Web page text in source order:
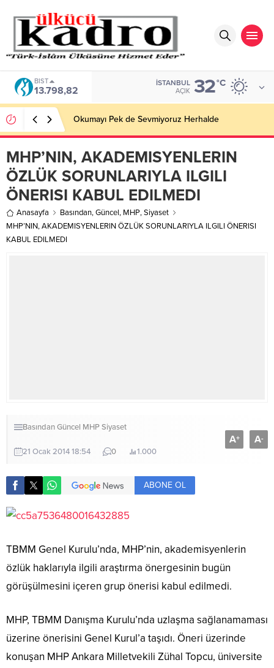
BIST
13.798,82
İSTANBUL
AÇIK 32°C
Okumayı Pek de Sevmiyoruz Herhalde
MHP’NIN, AKADEMISYENLERIN
ÖZLÜK SORUNLARIYLA ILGILI
ÖNERISI KABUL EDILMEDI
Anasayfa Basından,Güncel, MHP,Siyaset
MHP’NIN, AKADEMISYENLERIN ÖZLÜK SORUNLARIYLA ILGILI ÖNERISI
KABUL EDILMEDI
BasındanGüncel MHPSiyaset
21 Ocak 2014 18:54 0 1.000
A+ A-
ABONE OL
TBMM Genel Kurulu’nda, MHP’nin, akademisyenlerin
özlük haklarıyla ilgili araştırma önergesinin bugün
görüşülmesini içeren grup önerisi kabul edilmedi.
MHP, TBMM Danışma Kurulu’nda uzlaşma sağlanamaması
üzerine önerisini Genel Kurul’a taşıdı. Öneri üzerinde
konuşan MHP Ankara Milletvekili Zühal Topcu, üniversite